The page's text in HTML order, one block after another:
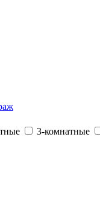
3-комнатные